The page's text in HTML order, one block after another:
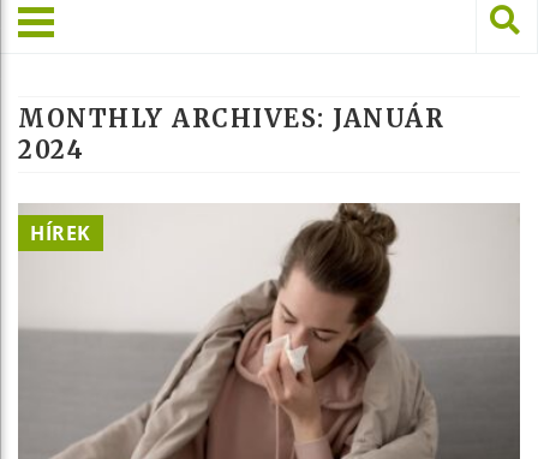
MONTHLY ARCHIVES: JANUÁR
2024
HÍREK